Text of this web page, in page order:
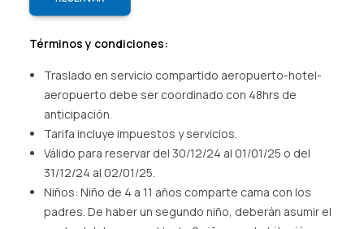
Términos y condiciones:
Traslado en servicio compartido aeropuerto-hotel-
aeropuerto debe ser coordinado con 48hrs de
anticipación.​
Tarifa incluye impuestos y servicios.​
Válido para reservar del 30/12/24 al 01/01/25 o del
31/12/24 al 02/01/25.​
Niños: Niño de 4 a 11 años comparte cama con los
padres. De haber un segundo niño, deberán asumir el